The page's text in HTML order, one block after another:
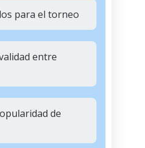
para el torneo
entre
de